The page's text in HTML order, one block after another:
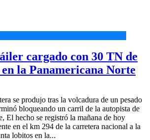
cargado con 30 TN de
en la Panamericana Norte
se produjo tras la volcadura de un pesado
bloqueando un carril de la autopista de
El hecho se registró la mañana de hoy
en el km 294 de la carretera nacional a la
lobitos en la...